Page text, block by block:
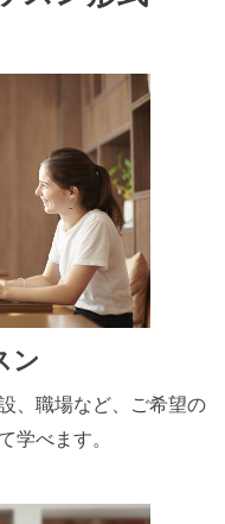
ン
、職場など、ご希望の
学べます。